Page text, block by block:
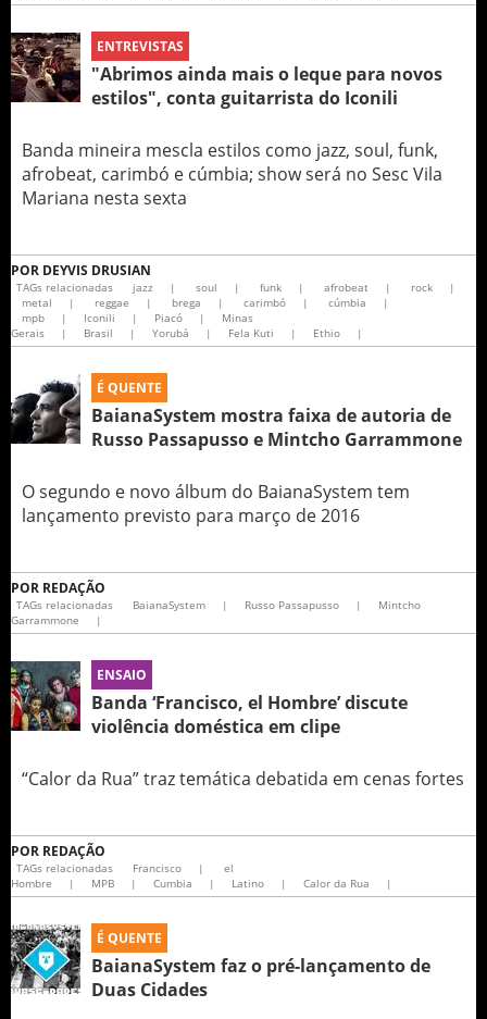
ENTREVISTAS
"Abrimos ainda mais o leque para novos
estilos", conta guitarrista do Iconili
Banda mineira mescla estilos como jazz, soul, funk,
afrobeat, carimbó e cúmbia; show será no Sesc Vila
Mariana nesta sexta
POR DEYVIS DRUSIAN
TAGs relacionadas jazz | soul | funk | afrobeat | rock
|
metal
| reggae | brega | carimbó | cúmbia
|
mpb
| Iconili | Piacó |
Minas
Gerais
| Brasil | Yorubá | Fela Kuti | Ethio |
É QUENTE
BaianaSystem mostra faixa de autoria de
Russo Passapusso e Mintcho Garrammone
O segundo e novo álbum do BaianaSystem tem
lançamento previsto para março de 2016
POR REDAÇÃO
TAGs relacionadas BaianaSystem | Russo Passapusso |
Mintcho
Garrammone
|
ENSAIO
Banda ‘Francisco, el Hombre’ discute
violência doméstica em clipe
“Calor da Rua” traz temática debatida em cenas fortes
POR REDAÇÃO
TAGs relacionadas Francisco |
el
Hombre
| MPB | Cumbia | Latino | Calor da Rua |
É QUENTE
BaianaSystem faz o pré-lançamento de
Duas Cidades